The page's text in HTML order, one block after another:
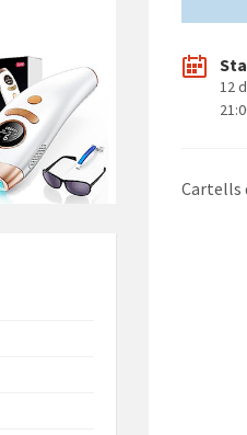
12
Cartells